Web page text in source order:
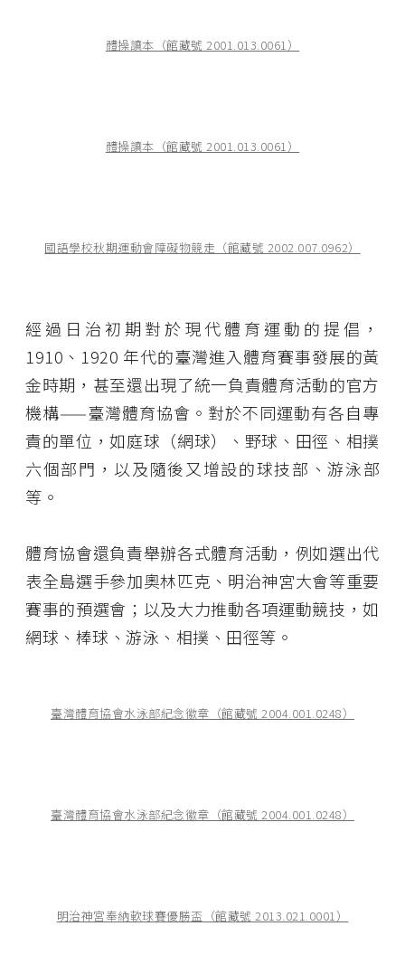
體操讀本（館藏號 2001.013.0061）
體操讀本（館藏號 2001.013.0061）
國語學校秋期運動會障礙物競走（館藏號 2002.007.0962）
經過日治初期對於現代體育運動的提倡，
1910、1920 年代的臺灣進入體育賽事發展的黃
金時期，甚至還出現了統一負責體育活動的官方
機構——臺灣體育協會。對於不同運動有各自專
責的單位，如庭球（網球）、野球、田徑、相撲
六個部門，以及隨後又增設的球技部、游泳部
等。
體育協會還負責舉辦各式體育活動，例如選出代
表全島選手參加奧林匹克、明治神宮大會等重要
賽事的預選會；以及大力推動各項運動競技，如
網球、棒球、游泳、相撲、田徑等。
臺灣體育協會水泳部紀念徽章（館藏號 2004.001.0248）
臺灣體育協會水泳部紀念徽章（館藏號 2004.001.0248）
明治神宮奉納軟球賽優勝盃（館藏號 2013.021.0001）